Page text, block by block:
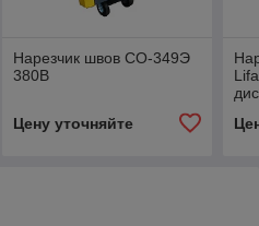
Нарезчик швов СО-349Э
380В
Цену уточняйте